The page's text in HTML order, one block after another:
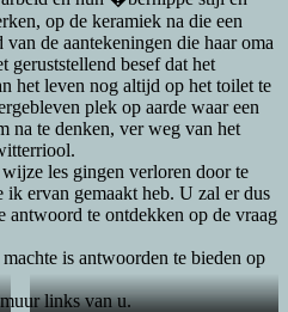
op de keramiek na die een
de aantekeningen die haar oma
geruststellend besef dat het
het leven nog altijd op het toilet te
plek op aarde waar een
na te denken, ver weg van het
les gingen verloren door te
ervan gemaakt heb. U zal er dus
antwoord te ontdekken op de vraag
is antwoorden te bieden op
links van u.